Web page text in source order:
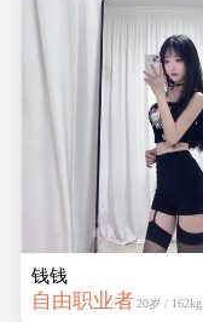
钱钱
自由职业者 20岁 / 162kg